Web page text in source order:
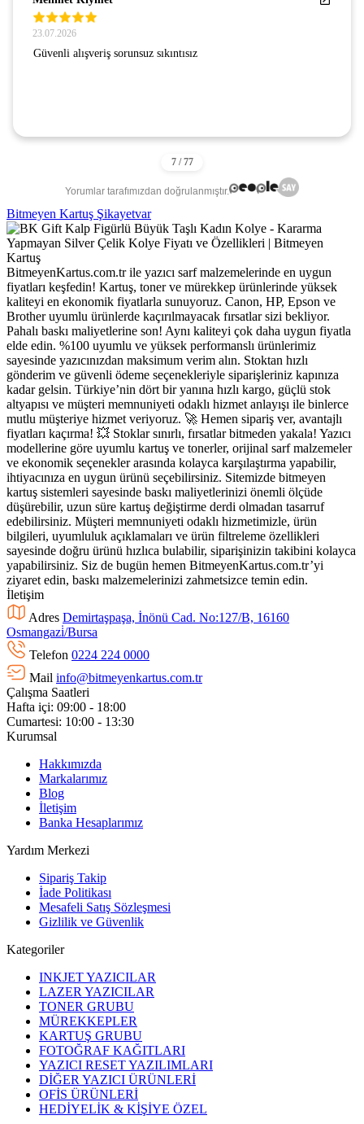
23.07.2026
Güvenli alışveriş sorunsuz sıkıntısız
Yorumlar tarafımızdan doğrulanmıştır.
Bitmeyen Kartuş Şikayetvar
BitmeyenKartus.com.tr ile yazıcı sarf malzemelerinde en uygun
fiyatları keşfedin! Kartuş, toner ve mürekkep ürünlerinde yüksek
kaliteyi en ekonomik fiyatlarla sunuyoruz. Canon, HP, Epson ve
Brother uyumlu ürünlerde kaçırılmayacak fırsatlar sizi bekliyor.
Pahalı baskı maliyetlerine son! Aynı kaliteyi çok daha uygun fiyatla
elde edin. %100 uyumlu ve yüksek performanslı ürünlerimiz
sayesinde yazıcınızdan maksimum verim alın. Stoktan hızlı
gönderim ve güvenli ödeme seçenekleriyle siparişleriniz kapınıza
kadar gelsin. Türkiye’nin dört bir yanına hızlı kargo, güçlü stok
altyapısı ve müşteri memnuniyeti odaklı hizmet anlayışı ile binlerce
mutlu müşteriye hizmet veriyoruz. 🚀 Hemen sipariş ver, avantajlı
fiyatları kaçırma! 💥 Stoklar sınırlı, fırsatlar bitmeden yakala! Yazıcı
modellerine göre uyumlu kartuş ve tonerler, orijinal sarf malzemeler
ve ekonomik seçenekler arasında kolayca karşılaştırma yapabilir,
ihtiyacınıza en uygun ürünü seçebilirsiniz. Sitemizde bitmeyen
kartuş sistemleri sayesinde baskı maliyetlerinizi önemli ölçüde
düşürebilir, uzun süre kartuş değiştirme derdi olmadan tasarruf
edebilirsiniz. Müşteri memnuniyeti odaklı hizmetimizle, ürün
bilgileri, uyumluluk açıklamaları ve ürün filtreleme özellikleri
sayesinde doğru ürünü hızlıca bulabilir, siparişinizin takibini kolayca
yapabilirsiniz. Siz de bugün hemen BitmeyenKartus.com.tr’yi
ziyaret edin, baskı malzemelerinizi zahmetsizce temin edin.
İletişim
Adres Demirtaşpaşa, İnönü Cad. No:127/B, 16160
Osmangazi̇/Bursa
Telefon 0224 224 0000
Mail info@bitmeyenkartus.com.tr
Çalışma Saatleri
Hafta içi: 09:00 - 18:00
Cumartesi: 10:00 - 13:30
Kurumsal
Hakkımızda
Markalarımız
Blog
İletişim
Banka Hesaplarımız
Yardım Merkezi
Sipariş Takip
İade Politikası
Mesafeli Satış Sözleşmesi
Gizlilik ve Güvenlik
Kategoriler
INKJET YAZICILAR
LAZER YAZICILAR
TONER GRUBU
MÜREKKEPLER
KARTUŞ GRUBU
FOTOĞRAF KAĞITLARI
YAZICI RESET YAZILIMLARI
DİĞER YAZICI ÜRÜNLERİ
OFİS ÜRÜNLERİ
HEDİYELİK & KİŞİYE ÖZEL